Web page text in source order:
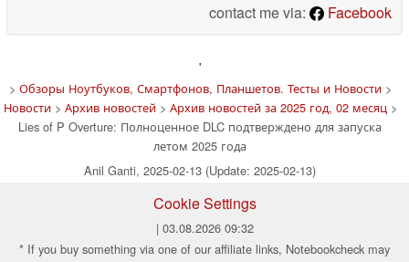
contact me via:
Facebook
'
> Обзоры Ноутбуков, Смартфонов, Планшетов. Тесты и Новости>
Новости> Архив новостей> Архив новостей за 2025 год, 02 месяц >
Lies of P Overture: Полноценное DLC подтверждено для запуска
летом 2025 года
Anil Ganti, 2025-02-13 (Update: 2025-02-13)
Cookie Settings
| 03.08.2026 09:32
* If you buy something via one of our affiliate links, Notebookcheck may